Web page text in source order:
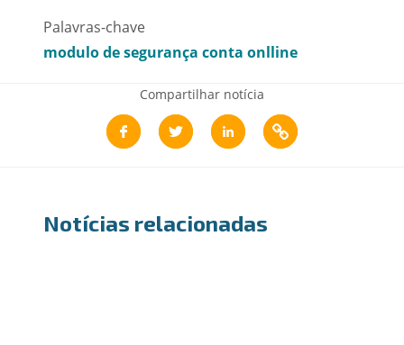
Palavras-chave
modulo de segurança conta onlline
Compartilhar notícia
Notícias relacionadas